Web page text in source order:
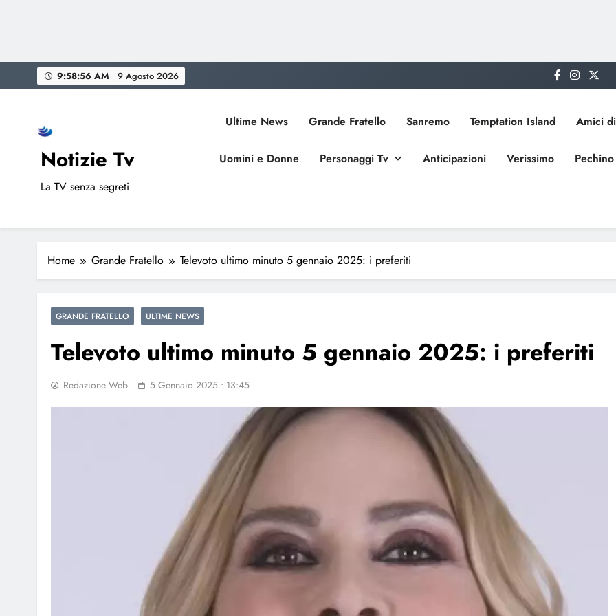
to
9:58:57 AM 9 Agosto 2026
Notizie Tv
La TV senza segreti
Ultime News Grande Fratello Sanremo Temptation Island Amici
Uomini e Donne Personaggi Tv Anticipazioni Verissimo
Home Grande Fratello Televoto ultimo minuto 5 gennaio 2025: i preferiti
GRANDE FRATELLO ULTIME NEWS
Televoto ultimo minuto 5 gennaio 2025: i preferiti
Redazione Web 5 Gennaio 2025 • 13:45